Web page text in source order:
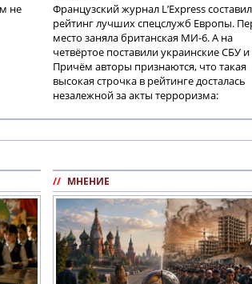
не
Французский журнал L’Express составил
рейтинг лучших спецслужб Европы.
место заняла британская МИ-6. А на
четвёртое поставили украинские СБУ
Причём авторы признаются, что такая
высокая строчка в рейтинге досталась
незалежной за акты терроризма:
// МНЕНИЕ